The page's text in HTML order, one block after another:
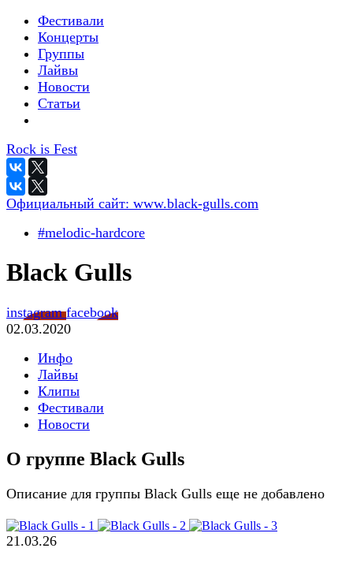
Фестивали
Концерты
Группы
Лайвы
Новости
Статьи
Rock is Fest
Официальный сайт: www.black-gulls.com
#melodic-hardcore
Black Gulls
instagramfacebook
02.03.2020
Инфо
Лайвы
Клипы
Фестивали
Новости
О группе Black Gulls
Описание для группы Black Gulls еще не добавлено
21.03.26